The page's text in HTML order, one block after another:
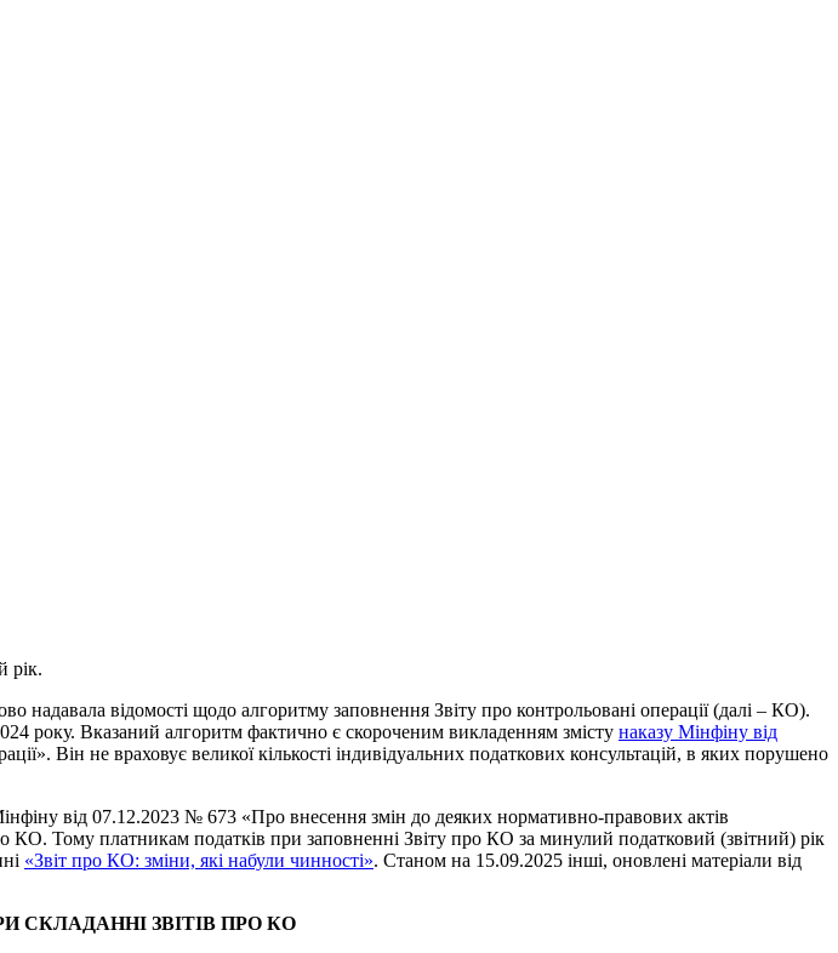
рік.
надавала відомості щодо алгоритму заповнення Звіту про контрольовані операції (далі – КО).
року. Вказаний алгоритм фактично є скороченим викладенням змісту наказу Мінфіну від
Він не враховує великої кількості індивідуальних податкових консультацій, в яких порушено
від 07.12.2023 № 673 «Про внесення змін до деяких нормативно-правових актів
КО. Тому платникам податків при заповненні Звіту про КО за минулий податковий (звітний) рік
«Звіт про КО: зміни, які набули чинності». Станом на 15.09.2025 інші, оновлені матеріали від
СКЛАДАННІ ЗВІТІВ ПРО КО